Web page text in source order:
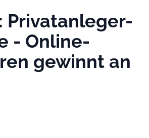
Privatanleger-
- Online-
gewinnt an